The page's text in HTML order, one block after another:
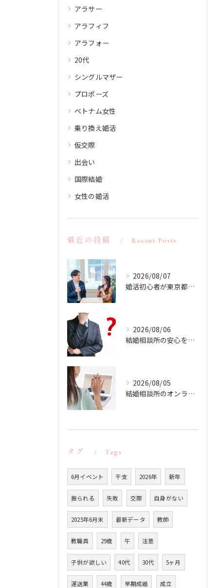
アラサー
アラフィフ
アラフォー
20代
シングルマザー
プロポーズ
ベトナム女性
乗り換え婚活
仮交際
出会い
国際結婚
女性の婚活
最近の投稿 Recent Posts
2026/08/07
婚活初心者が東京都大田区蒲田で理想の出会いを叶えるコツ徹底解説
2026/08/06
結婚相談所の安心を東京都大田区蒲田で叶える選び方と料金相場の実践ガイド
2026/08/05
結婚相談所のオンライン活用で東京都大田区蒲田の出会いを効率化する方法
タグ Tags
6月イベント 干支 2026年 新年
振られる 失敗 交際 自身がない
2025年6月末 最新データ 教師
教職員 29歳 午 注意
子供が欲しい 40代 30代 5ヶ月
運送業 44歳 早期成婚 成立